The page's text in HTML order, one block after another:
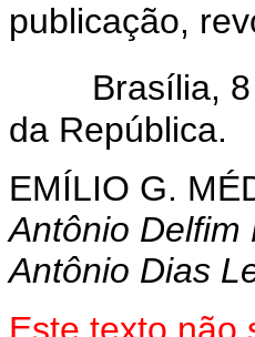
publicação,
Brasília,
da República.
EMÍLIO G.
Antônio Delfim
Antônio Dias